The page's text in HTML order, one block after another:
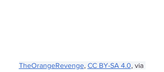
TheOrangeRevenge, CC BY-SA 4.0, via